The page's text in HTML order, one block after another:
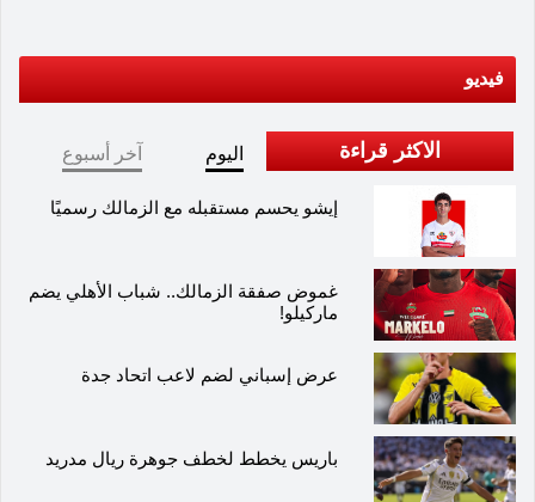
فيديو
الاكثر قراءة اليوم آخر أسبوع
إيشو يحسم مستقبله مع الزمالك رسميًا
غموض صفقة الزمالك.. شباب الأهلي يضم
ماركيلو!
عرض إسباني لضم لاعب اتحاد جدة
باريس يخطط لخطف جوهرة ريال مدريد